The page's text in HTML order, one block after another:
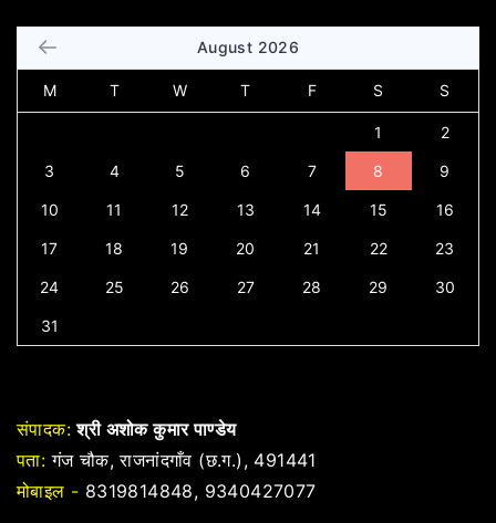
August 2026
M T W T F S S
1 2
3 4 5 6 7 8 9
10 11 12 13 14 15 16
17 18 19 20 21 22 23
24 25 26 27 28 29 30
31
संपादक: श्री अशोक कुमार पाण्डेय
पता: गंज चौक, राजनांदगाँव (छ.ग.), 491441
मोबाइल - 8319814848, 9340427077